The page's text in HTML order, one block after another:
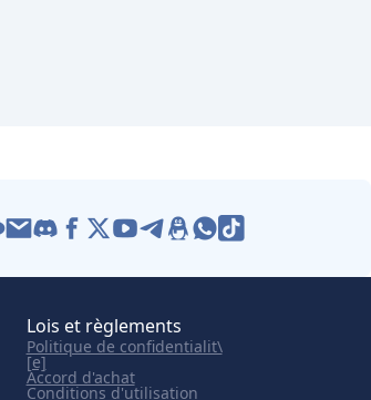
Lois et règlements
Politique de confidentialit\
[e]
Accord d'achat
Conditions d'utilisation